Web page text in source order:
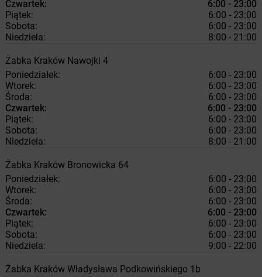
Czwartek:
6:00 - 23:00
Piątek:
6:00 - 23:00
Sobota:
6:00 - 23:00
Niedziela:
8:00 - 21:00
Żabka Kraków Nawojki 4
Poniedziałek:
6:00 - 23:00
Wtorek:
6:00 - 23:00
Środa:
6:00 - 23:00
Czwartek:
6:00 - 23:00
Piątek:
6:00 - 23:00
Sobota:
6:00 - 23:00
Niedziela:
8:00 - 21:00
Żabka Kraków Bronowicka 64
Poniedziałek:
6:00 - 23:00
Wtorek:
6:00 - 23:00
Środa:
6:00 - 23:00
Czwartek:
6:00 - 23:00
Piątek:
6:00 - 23:00
Sobota:
6:00 - 23:00
Niedziela:
9:00 - 22:00
Żabka Kraków Władysława Podkowińskiego 1b